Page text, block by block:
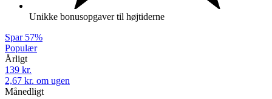
Unikke bonusopgaver til højtiderne
Spar 57%
Populær
Årligt
139 kr.
2,67 kr. om ugen
Månedligt